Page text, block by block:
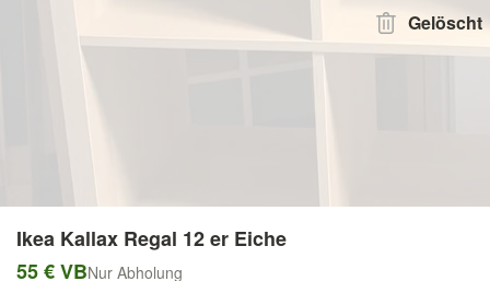
Anzeige aufgeben
Gelöscht
Ikea Kallax Regal 12 er Eiche
55 € VBNur Abholung